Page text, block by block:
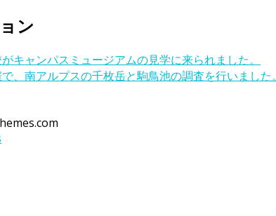
ン
キャンパスミュージアムの見学に来られました。
、南アルプスの千枚岳と駒鳥池の調査を行いました。